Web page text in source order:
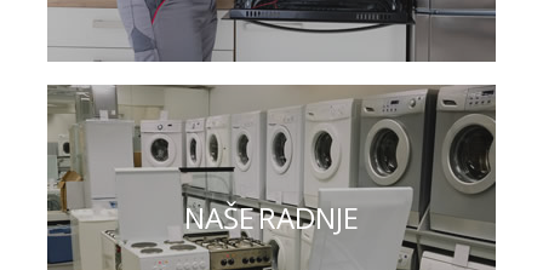
NAŠE RADNJE